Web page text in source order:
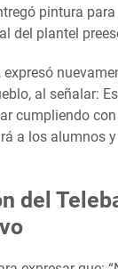
pintura
del plantel
expresó
al señalar:
cumpliendo
a los alumnos
del